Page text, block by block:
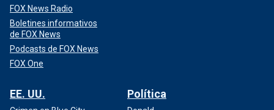
FOX News Radio
Boletines informativos
de FOX News
Podcasts de FOX News
FOX One
EE. UU. Política